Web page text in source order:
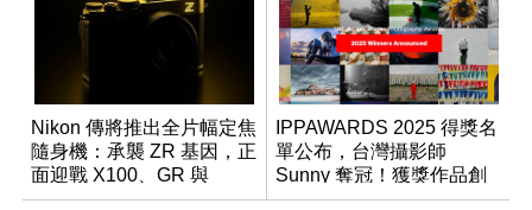
Nikon 傳將推出全片幅定焦
隨身機：承襲 ZR 基因，正
面迎戰 X100、GR 與
RX1R 系列
IPPAWARDS 2025 得獎名
單公布，台灣攝影師
Sunny 奪冠！獲獎作品創
作心法大公開